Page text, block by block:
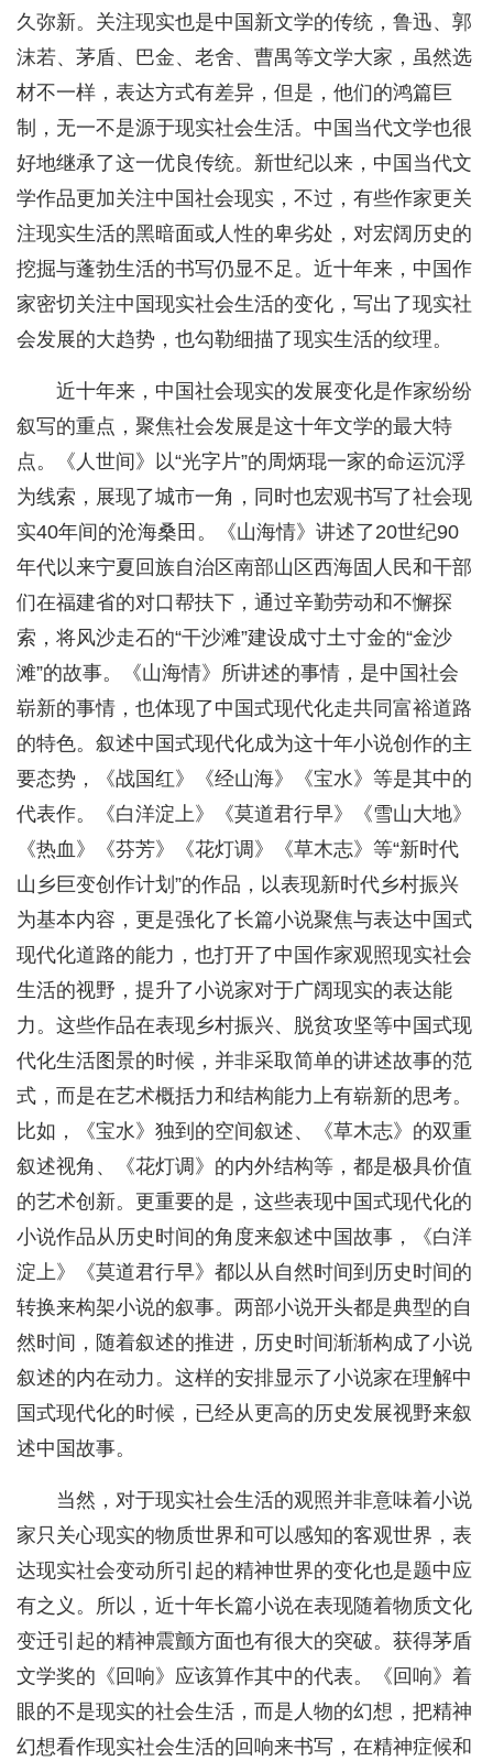
久弥新。关注现实也是中国新文学的传统，鲁迅、郭
沫若、茅盾、巴金、老舍、曹禺等文学大家，虽然选
材不一样，表达方式有差异，但是，他们的鸿篇巨
制，无一不是源于现实社会生活。中国当代文学也很
好地继承了这一优良传统。新世纪以来，中国当代文
学作品更加关注中国社会现实，不过，有些作家更关
注现实生活的黑暗面或人性的卑劣处，对宏阔历史的
挖掘与蓬勃生活的书写仍显不足。近十年来，中国作
家密切关注中国现实社会生活的变化，写出了现实社
会发展的大趋势，也勾勒细描了现实生活的纹理。
近十年来，中国社会现实的发展变化是作家纷纷
叙写的重点，聚焦社会发展是这十年文学的最大特
点。《人世间》以“光字片”的周炳琨一家的命运沉浮
为线索，展现了城市一角，同时也宏观书写了社会现
实40年间的沧海桑田。《山海情》讲述了20世纪90
年代以来宁夏回族自治区南部山区西海固人民和干部
们在福建省的对口帮扶下，通过辛勤劳动和不懈探
索，将风沙走石的“干沙滩”建设成寸土寸金的“金沙
滩”的故事。《山海情》所讲述的事情，是中国社会
崭新的事情，也体现了中国式现代化走共同富裕道路
的特色。叙述中国式现代化成为这十年小说创作的主
要态势，《战国红》《经山海》《宝水》等是其中的
代表作。《白洋淀上》《莫道君行早》《雪山大地》
《热血》《芬芳》《花灯调》《草木志》等“新时代
山乡巨变创作计划”的作品，以表现新时代乡村振兴
为基本内容，更是强化了长篇小说聚焦与表达中国式
现代化道路的能力，也打开了中国作家观照现实社会
生活的视野，提升了小说家对于广阔现实的表达能
力。这些作品在表现乡村振兴、脱贫攻坚等中国式现
代化生活图景的时候，并非采取简单的讲述故事的范
式，而是在艺术概括力和结构能力上有崭新的思考。
比如，《宝水》独到的空间叙述、《草木志》的双重
叙述视角、《花灯调》的内外结构等，都是极具价值
的艺术创新。更重要的是，这些表现中国式现代化的
小说作品从历史时间的角度来叙述中国故事，《白洋
淀上》《莫道君行早》都以从自然时间到历史时间的
转换来构架小说的叙事。两部小说开头都是典型的自
然时间，随着叙述的推进，历史时间渐渐构成了小说
叙述的内在动力。这样的安排显示了小说家在理解中
国式现代化的时候，已经从更高的历史发展视野来叙
述中国故事。
当然，对于现实社会生活的观照并非意味着小说
家只关心现实的物质世界和可以感知的客观世界，表
达现实社会变动所引起的精神世界的变化也是题中应
有之义。所以，近十年长篇小说在表现随着物质文化
变迁引起的精神震颤方面也有很大的突破。获得茅盾
文学奖的《回响》应该算作其中的代表。《回响》着
眼的不是现实的社会生活，而是人物的幻想，把精神
幻想看作现实社会生活的回响来书写，在精神症候和